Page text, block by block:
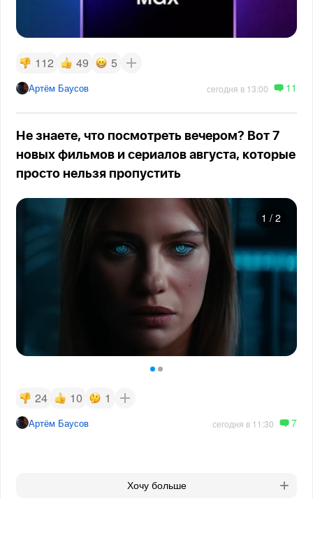
112 49 5
Артём Баусов сегодня в 13:00 11
Не знаете, что посмотреть вечером? Вот 7
новых фильмов и сериалов августа, которые
просто нельзя пропустить
1 / 2
24 10 1
Артём Баусов сегодня в 11:30 7
Хочу больше